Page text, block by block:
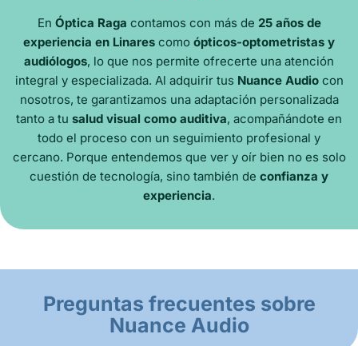
En Óptica Raga contamos con más de 25 años de
experiencia en Linares como ópticos-optometristas y
audiólogos, lo que nos permite ofrecerte una atención
integral y especializada. Al adquirir tus Nuance Audiocon
nosotros, te garantizamos una adaptación personalizada
tanto a tu salud visual como auditiva, acompañándote en
todo el proceso con un seguimiento profesional y
cercano. Porque entendemos que ver y oír bien no es solo
cuestión de tecnología, sino también de confianza y
experiencia.
Preguntas frecuentes sobre
Nuance Audio